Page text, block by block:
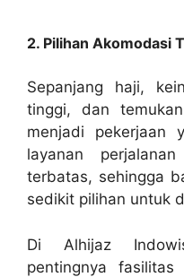
2. Pilihan Akomodasi
Sepanjang haji,
tinggi, dan
menjadi pekerjaan
layanan
terbatas, sehingga
sedikit pilihan untuk
Di Alhijaz
pentingnya fasilitas